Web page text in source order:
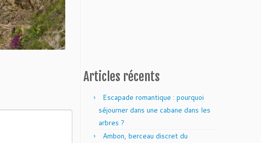
Articles récents
Escapade romantique : pourquoi
séjourner dans une cabane dans les
arbres ?
Ambon, berceau discret du